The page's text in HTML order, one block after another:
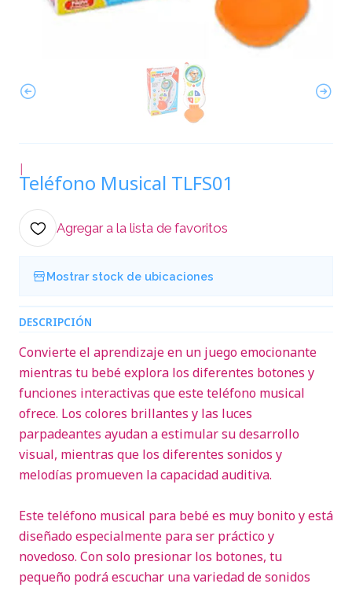
|
Teléfono Musical TLFS01
Agregar a la lista de favoritos
Mostrar stock de ubicaciones
DESCRIPCIÓN
Convierte el aprendizaje en un juego emocionante
mientras tu bebé explora los diferentes botones y
funciones interactivas que este teléfono musical
ofrece. Los colores brillantes y las luces
parpadeantes ayudan a estimular su desarrollo
visual, mientras que los diferentes sonidos y
melodías promueven la capacidad auditiva.
Este teléfono musical para bebé es muy bonito y está
diseñado especialmente para ser práctico y
novedoso. Con solo presionar los botones, tu
pequeño podrá escuchar una variedad de sonidos